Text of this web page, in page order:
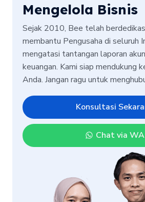
Mengelola Bisnis
Sejak 2010, Bee telah
membantu Pengusaha di seluruh
mengatasi tantangan laporan
keuangan. Kami siap mendukung
Anda. Jangan ragu untuk
Konsultasi
Chat via WA